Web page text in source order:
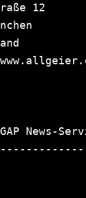
12
News-